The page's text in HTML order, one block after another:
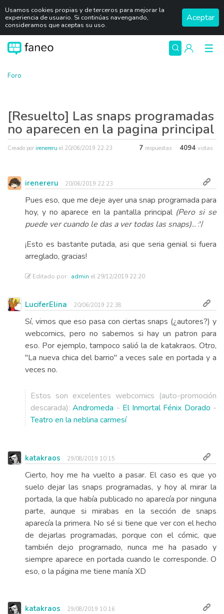
Usamos cookies propias y de terceros para mejorar la
experiencia de usuario. Si continúas navengando,
consideramos que aceptas su uso.
Aceptar
Foro
[Resuelto] Las snaps programadas
no aparecen en la pagina principal
Creado por irenereru el 20/06/2019 22:23 7 respuestas 4094 vistas
irenereru 20/06/2019 22:23
Pues eso, que me deje ayer una snap programada para
hoy, y no aparece en la pantalla principal (Pero si se
puede ver cuando le das a ver todas las snaps)... :'/
¡Esto es bastante putada, asi que seria genial si fuera
arreglado, gracias!
Editado por: admin el 29/12/2019 22:20
LuciferElina 20/06/2019 22:38
Sí, vimos que eso pasa con ciertas snaps (¿autores?) y
webcomics, pero no sabemos si hay un patron para
eso. Por ejemplo, tampoco salió la de katakraos. Otro,
"La nueva chica del barrio" a veces sale en portada y a
veces no.
Estos son excelentes webcomics (auto-promoción
descarada):Andromeda - El Inmortal Fénix Dorado -
Teatro en la neblina carmesí
katakraos 29/08/2019 10:15
Cierto, hoy me ha vuelto a pasar. El caso es que yo
suelo dejar las snaps programadas, y hoy al mirar la
portada, la que había publicado no aparecía por ninguna
parte, aunque si mirabas en la sección de snaps
aparecía la primera. No sé si tiene que ver con el hecho
de dejarlas programadas, porque con el cómic, que
también dejo programado, nunca me ha pasado y
siempre aparece en portada cuando le corresponde. O
eso, o la página me tiene manía XD
katakraos 29/08/2019 10:16